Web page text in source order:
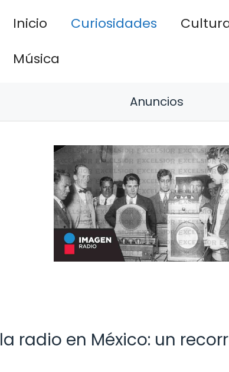
Inicio Curiosidades
Música
Anuncios
radio en México: un